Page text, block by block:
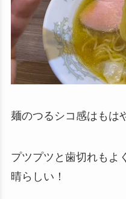
麺のつるシコ感はもは
プツプツと歯切れもよ
晴らしい！